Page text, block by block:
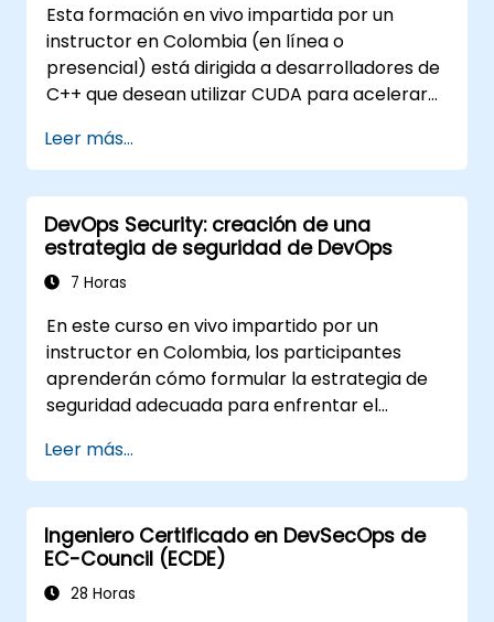
Esta formación en vivo impartida por un
instructor en Colombia (en línea o
presencial) está dirigida a desarrolladores de
C++ que desean utilizar CUDA para acelerar
rendimiento y aprovechar bibliotecas de
algoritmos paralelos para cargas de trabajo
de computación científica, procesamiento de
datos y aprendizaje automático.
Leer más...
DevOps Security: creación de una
estrategia de seguridad de DevOps
7 Horas
En este curso en vivo impartido por un
instructor en Colombia, los participantes
aprenderán cómo formular la estrategia de
seguridad adecuada para enfrentar el
Leer más...
Ingeniero Certificado en DevSecOps de
EC-Council (ECDE)
28 Horas